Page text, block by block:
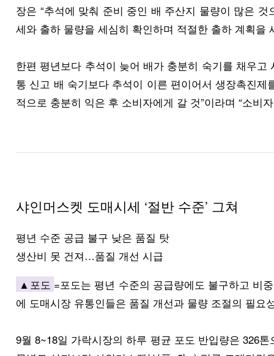
장은 “추석에 맞춰 준비 중인 배 주산지 물량이 많은
세와 출하 물량을 세심히 확인하며 적절한 출하 계획을
한편 평년보다 추석이 늦어 배가 충분히 숙기를 채우
통 신고 배 숙기보다 추석이 이른 편이어서 생장촉진
적으로 충분히 익은 후 소비자에게 갈 것”이라며 “소비
샤인머스켓 도매시세 ‘절반 수준’ 그쳐
평년 수준 공급 불구 낮은 품질 탓
생산비 못 건져…품질 개선 시급
▲포도 =포도는 평년 수준의 공급량에도 불구하고 비
에 도매시장 유통인들은 품질 개선과 물량 조절의 필
9월 8~18일 가락시장의 하루 평균 포도 반입량은 326